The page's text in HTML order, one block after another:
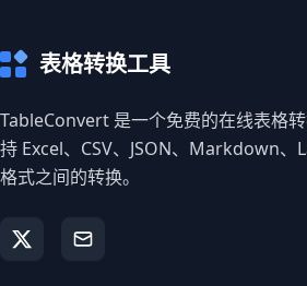
表格转换工具
TableConvert 是一个免费的在线表格
持 Excel、CSV、JSON、Markdown、
格式之间的转换。